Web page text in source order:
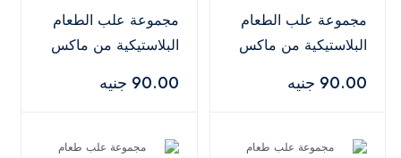
مجموعة علب الطعام
البلاستيكية من ماكس
90.00 جنيه
مجموعة علب الطعام
البلاستيكية من ماكس
90.00 جنيه